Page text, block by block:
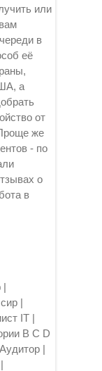
или
в
её
а
от
же
- по
о
в
|
|
IT |
B C D
|